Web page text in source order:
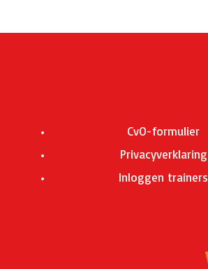
CvO-formulier
Privacyverklaring
Inloggen trainers